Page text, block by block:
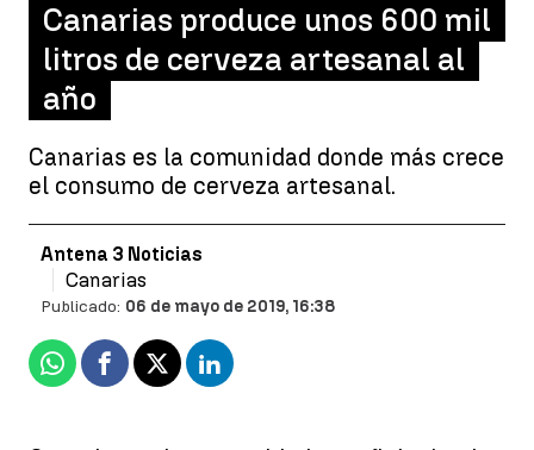
Canarias produce unos 600 mil
litros de cerveza artesanal al
año
Canarias es la comunidad donde más crece
el consumo de cerveza artesanal.
Antena 3 Noticias
Canarias
Publicado: 06 de mayo de 2019, 16:38
WhatsappFacebook
X Linkedin